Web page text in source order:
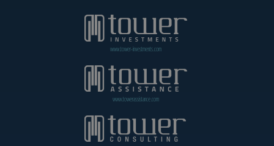
www.tower-investments.com
www.towerassistance.com